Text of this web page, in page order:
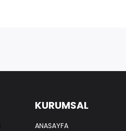
KURUMSAL
ANASAYFA